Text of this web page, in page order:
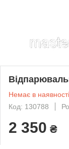
Немає в наявності
Код: 130788
2 350 ₴